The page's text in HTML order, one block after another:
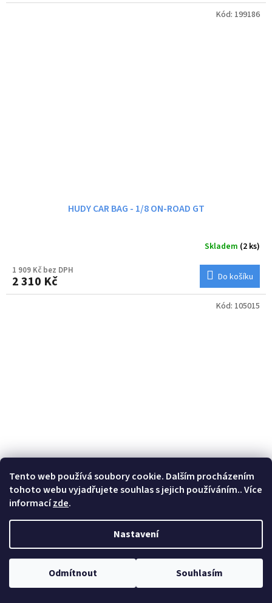
Tento web používá soubory cookie. Dalším procházením
tohoto webu vyjadřujete souhlas s jejich používáním.. Více
informacízde.
Nastavení
Odmítnout Souhlasím
HUDY CAR BAG - 1/8 ON-ROAD GT
Skladem (2 ks)
1 909 Kč bez DPH
2 310 Kč Do košíku
Kód: 199186
HUDY CARBON TIRE STAND 4x + HARD CASE - 1/10 ELECTRIC
1 339 Kč bez DPH
1 620 Kč
Kód: 105015